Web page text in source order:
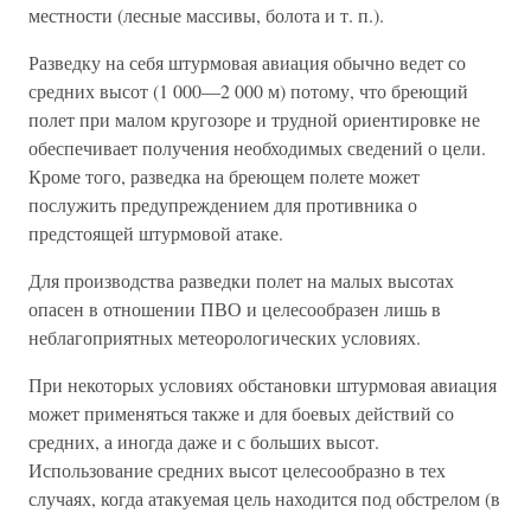
местности (лесные массивы, болота и т. п.).
Разведку на себя штурмовая авиация обычно ведет со
средних высот (1 000—2 000 м) потому, что бреющий
полет при малом кругозоре и трудной ориентировке не
обеспечивает получения необходимых сведений о цели.
Кроме того, разведка на бреющем полете может
послужить предупреждением для противника о
предстоящей штурмовой атаке.
Для производства разведки полет на малых высотах
опасен в отношении ПВО и целесообразен лишь в
неблагоприятных метеорологических условиях.
При некоторых условиях обстановки штурмовая авиация
может применяться также и для боевых действий со
средних, а иногда даже и с больших высот.
Использование средних высот целесообразно в тех
случаях, когда атакуемая цель находится под обстрелом (в